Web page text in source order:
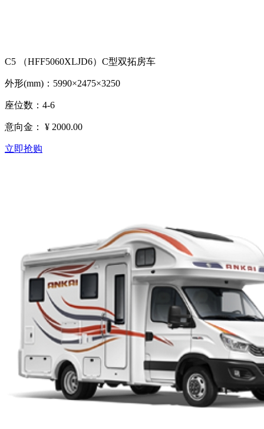
C5 （HFF5060XLJD6）C型双拓房车
外形(mm)：5990×2475×3250
座位数：4-6
意向金： ¥ 2000.00
立即抢购